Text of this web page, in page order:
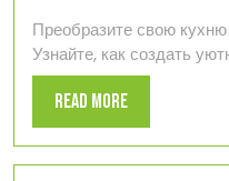
Преобразите свою
Узнайте, как создать
Read MoreRead
More